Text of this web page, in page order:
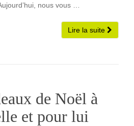
nous vous …
Lire la suite
de Noël à
et pour lui